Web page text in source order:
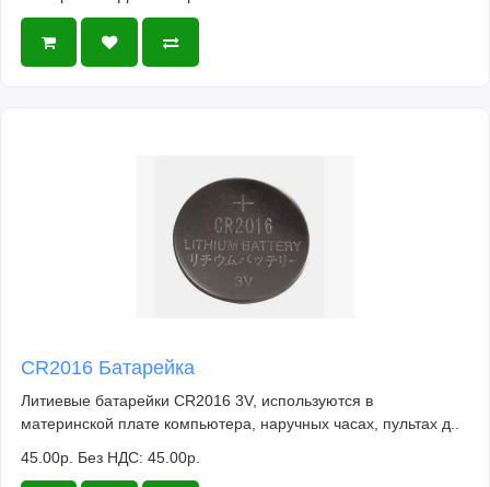
CR2016 Батарейка
Литиевые батарейки CR2016 3V, используются в
материнской плате компьютера, наручных часах, пультах д..
45.00р. Без НДС: 45.00р.